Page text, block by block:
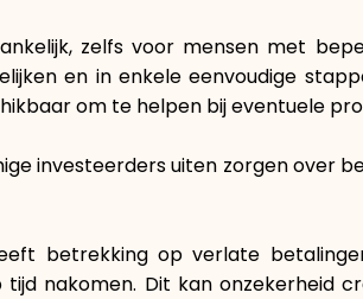
zelfs voor mensen met
en in enkele eenvoudige
om te helpen bij eventuele
investeerders uiten zorgen over
betrekking op verlate
nakomen. Dit kan onzekerheid